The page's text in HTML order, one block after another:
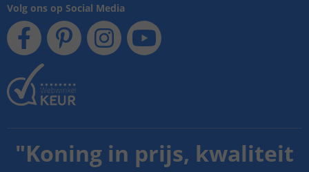
Volg ons op Social Media
"Koning in prijs, kwaliteit